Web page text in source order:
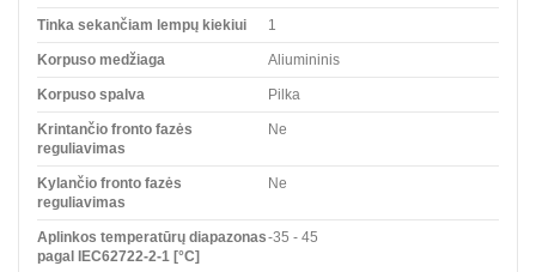
Tinka sekančiam lempų kiekiui 1
Korpuso medžiaga Aliumininis
Korpuso spalva Pilka
Krintančio fronto fazės
reguliavimas
Ne
Kylančio fronto fazės
reguliavimas
Ne
Aplinkos temperatūrų diapazonas
pagal IEC62722-2-1 [°C]
-35 - 45